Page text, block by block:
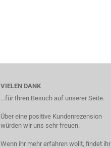
VIELEN DANK
...für Ihren Besuch auf unserer Seite.
Über eine positive Kundenrezension
würden wir uns sehr freuen.
Wenn ihr mehr erfahren wollt, findet ihr